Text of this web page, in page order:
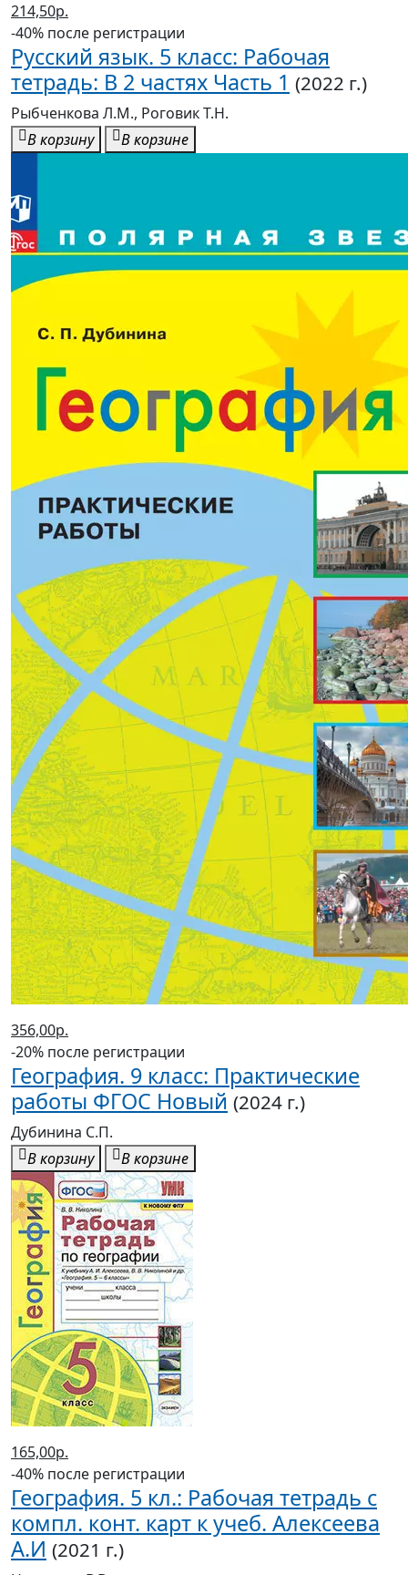
214,50р.
-40% после регистрации
Русский язык. 5 класс: Рабочая
тетрадь: В 2 частях Часть 1 (2022 г.)
Рыбченкова Л.М., Роговик Т.Н.
В корзину
В корзине
356,00р.
-20% после регистрации
География. 9 класс: Практические
работы ФГОС Новый (2024 г.)
Дубинина С.П.
В корзину
В корзине
165,00р.
-40% после регистрации
География. 5 кл.: Рабочая тетрадь с
компл. конт. карт к учеб. Алексеева
А.И (2021 г.)